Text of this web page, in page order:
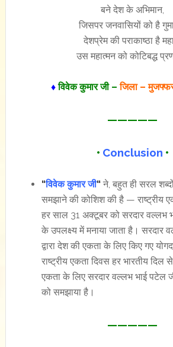
बने देश के अभिमान,
जिसपर जनवासियों को है
देशप्रेम की पराकाष्ठा है
उस महात्मन को कोटिबद्ध
♦विवेक कुमार जी –जिला –
—————
• Conclusion •
“विवेक कुमार जी“ने, बहुत ही सरल
समझाने की कोशिश की है — राष्ट्रीय
हर साल 31 अक्टूबर को सरदार वल्लभ
के उपलक्ष्य में मनाया जाता है। सरदार
द्वारा देश की एकता के लिए किए गए
राष्ट्रीय एकता दिवस हर भारतीय दिल
एकता के लिए सरदार वल्लभ भाई पटेल जी
को समझाया है।
—————